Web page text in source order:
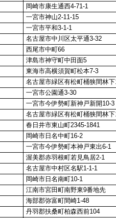
岡崎市康生通西4-71-1
一宮市神山2-11-15
一宮市平和3-1-1
名古屋市中川区太平通3-32
西尾市中町66
津島市神守町中田面5
東海市高横須賀町松本7-3
名古屋市緑区有松町桶狭間林
一宮市公園通3-30
一宮市今伊勢町新神戸新開10-3
名古屋市緑区有松町桶狭間林
春日井市東山町2345-1841
岡崎市日名中町16-2
一宮市今伊勢町本神戸東出6-1
渥美郡赤羽根町若見鳥居2-1
名古屋市中村区名駅1-1-1
岡崎市日名南町10-1
江南市宮田町南野東9番地先
海部郡弥富町間崎1-48
丹羽郡扶桑町柏森西前104